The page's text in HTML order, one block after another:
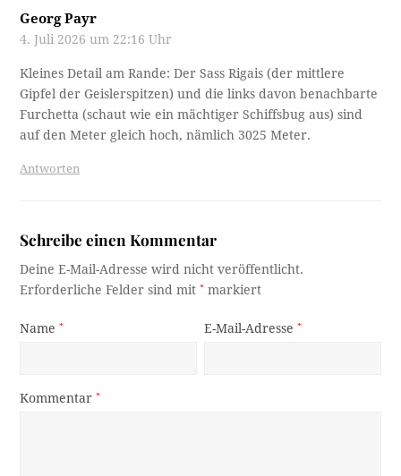
Georg Payr
4. Juli 2026 um 22:16 Uhr
Kleines Detail am Rande: Der Sass Rigais (der mittlere
Gipfel der Geislerspitzen) und die links davon benachbarte
Furchetta (schaut wie ein mächtiger Schiffsbug aus) sind
auf den Meter gleich hoch, nämlich 3025 Meter.
Antworten
Schreibe einen Kommentar
Deine E-Mail-Adresse wird nicht veröffentlicht.
Erforderliche Felder sind mit* markiert
Name* E-Mail-Adresse*
Kommentar*